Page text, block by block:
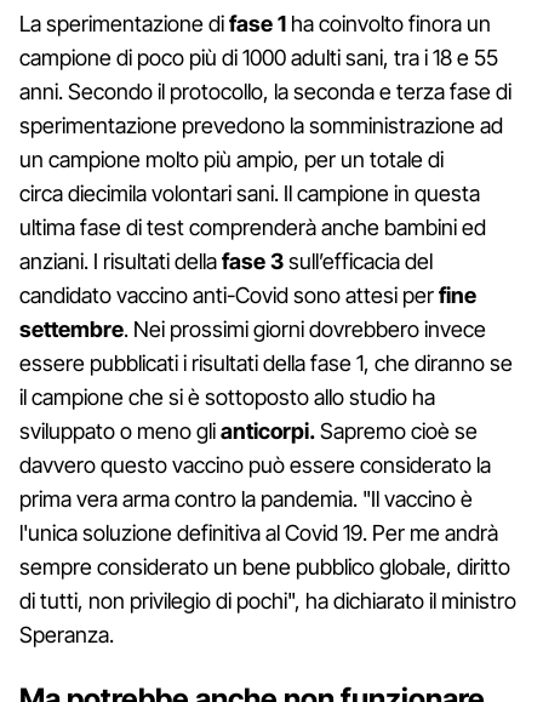
La sperimentazione difase 1 ha coinvolto finora un
campione di poco più di 1000 adulti sani, tra i 18 e 55
anni. Secondo il protocollo, la seconda e terza fase di
sperimentazione prevedono la somministrazione ad
un campione molto più ampio, per un totale di
circa diecimila volontari sani. Il campione in questa
ultima fase di test comprenderà anche bambini ed
anziani. I risultati dellafase 3sull’efficacia del
candidato vaccino anti-Covid sono attesi perfine
settembre. Nei prossimi giorni dovrebbero invece
essere pubblicati i risultati della fase 1, che diranno se
il campione che si è sottoposto allo studio ha
sviluppato o meno glianticorpi.Sapremo cioè se
davvero questo vaccino può essere considerato la
prima vera arma contro la pandemia. "Il vaccino è
l'unica soluzione definitiva al Covid 19. Per me andrà
sempre considerato un bene pubblico globale, diritto
di tutti, non privilegio di pochi", ha dichiarato il ministro
Speranza.